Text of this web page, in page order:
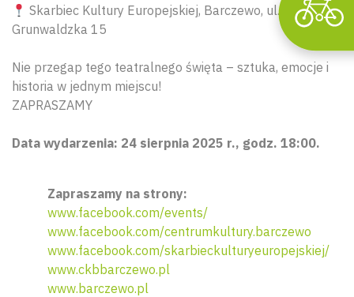
Skarbiec Kultury Europejskiej, Barczewo, ul.
Grunwaldzka 15
Nie przegap tego teatralnego święta – sztuka, emocje i
historia w jednym miejscu!
ZAPRASZAMY
Data wydarzenia: 24 sierpnia 2025 r., godz. 18:00.
Zapraszamy na strony:
www.facebook.com/events/
www.facebook.com/centrumkultury.barczewo
www.facebook.com/skarbieckulturyeuropejskiej/
www.ckbbarczewo.pl
www.barczewo.pl